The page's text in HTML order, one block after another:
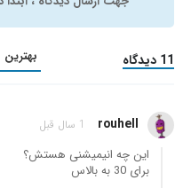
11 دیدگاه بهترین
rouhell 1 سال قبل
این چه انیمیشنی هستش؟
برای 30 به بالاس